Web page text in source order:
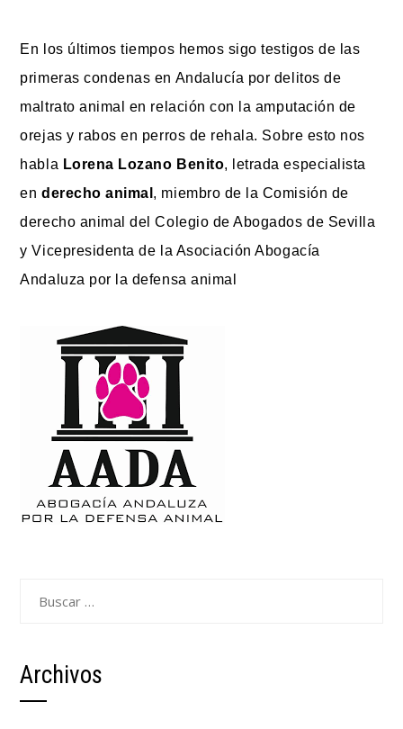
En los últimos tiempos hemos sigo testigos de las
primeras condenas en Andalucía por delitos de
maltrato animal
en relación con la amputación de
orejas y rabos en perros de rehala. Sobre esto nos
habla Lorena Lozano Benito, letrada especialista
en derecho animal , miembro de la Comisión de
derecho animal del Colegio de Abogados de Sevilla
y Vicepresidenta de la Asociación Abogacía
Andaluza por la defensa animal
Archivos